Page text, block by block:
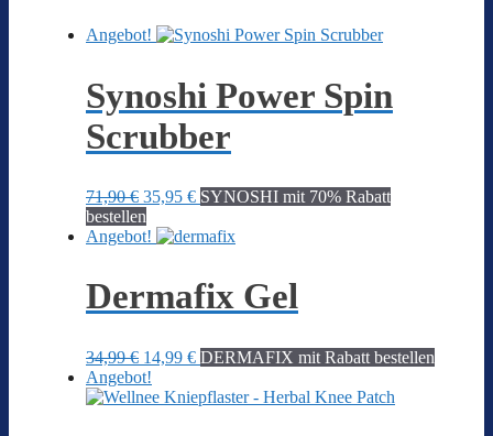
Angebot!
Synoshi Power Spin
Scrubber
71,90€ Ursprünglicher
Preis
war:
35,95 €Aktueller
ist:
SYNOSHI mit 70% Rabatt
bestellen
Angebot!
Dermafix Gel
34,99€ Ursprünglicher
Preis
war:
14,99 €Aktueller
ist:
DERMAFIX mit Rabatt bestellen
Angebot!